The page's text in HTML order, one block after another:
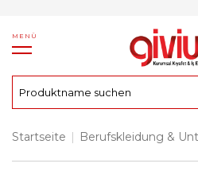
MENÜ
Startseite | Berufskleidung &